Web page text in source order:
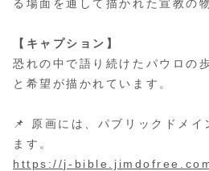
る場面を通して描かれた宣教の
【キャプション】
恐れの中で語り続けたパウロの
と希望が描かれています。
📌 原画には、パブリックドメイ
ます。
https://j-